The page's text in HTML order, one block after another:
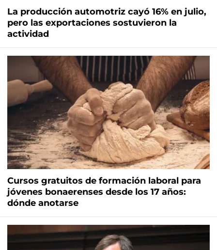
La producción automotriz cayó 16% en julio,
pero las exportaciones sostuvieron la
actividad
Cursos gratuitos de formación laboral para
jóvenes bonaerenses desde los 17 años:
dónde anotarse